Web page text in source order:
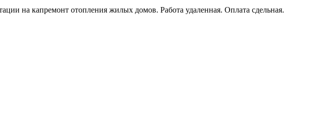
на капремонт отопления жилых домов. Работа удаленная. Оплата сдельная.